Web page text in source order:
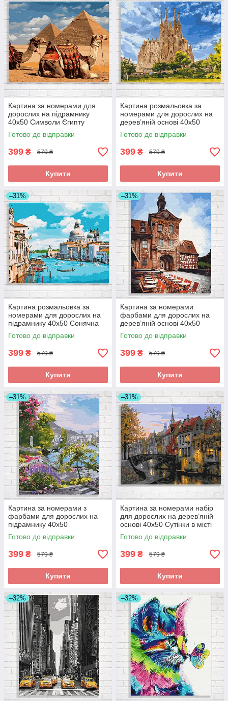
Картина за номерами для
дорослих на підрамнику
40x50 Символи Єгипту
складна
Готово до відправки
399 ₴ 579 ₴
Купити
Картина розмальовка за
номерами для дорослих на
дерев’яній основі 40x50
Собор Святого Сімейства
складна
Готово до відправки
399 ₴ 579 ₴
Купити
–31%
Картина розмальовка за
номерами для дорослих на
підрамнику 40x50 Сонячна
Венеція складна
Готово до відправки
399 ₴ 579 ₴
Купити
–31%
Картина за номерами
фарбами для дорослих на
дерев’яній основі 40x50
Стара ратуша Бамберга
складна
Готово до відправки
399 ₴ 579 ₴
Купити
–31%
Картина за номерами з
фарбами для дорослих на
підрамнику 40x50
Старовинний сад біля моря 1
складна
Готово до відправки
399 ₴ 579 ₴
Купити
–31%
Картина за номерами набір
для дорослих на дерев’яній
основі 40x50 Сутінки в місті
складна
Готово до відправки
399 ₴ 579 ₴
Купити
–32% –32%